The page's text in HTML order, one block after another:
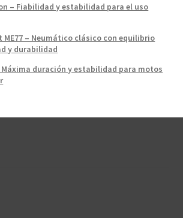
– Fiabilidad y estabilidad para el uso
ME77 – Neumático clásico con equilibrio
y durabilidad
Máxima duración y estabilidad para motos